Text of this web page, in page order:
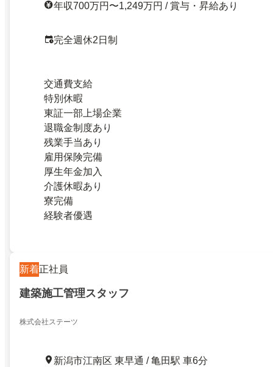
年収700万円〜1,249万円 / 賞与・昇給あり
完全週休2日制
交通費支給
特別休暇
東証一部上場企業
退職金制度あり
残業手当あり
雇用保険完備
厚生年金加入
介護休暇あり
寮完備
経験者優遇
新着正社員
建築施工管理スタッフ
株式会社ステーツ
新潟市江南区 東早通 / 亀田駅 車6分